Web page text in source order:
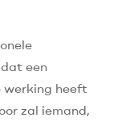
een
werking heeft
zal iemand,